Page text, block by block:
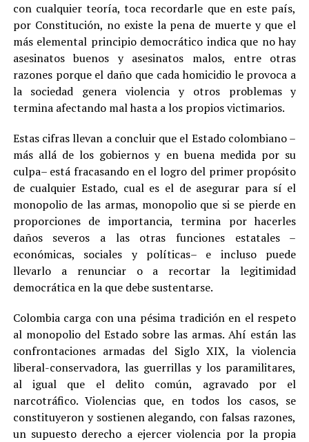
con cualquier teoría, toca recordarle que en este país,
por Constitución, no existe la pena de muerte y que el
más elemental principio democrático indica que no hay
asesinatos buenos y asesinatos malos, entre otras
razones porque el daño que cada homicidio le provoca a
la sociedad genera violencia y otros problemas y
termina afectando mal hasta a los propios victimarios.
Estas cifras llevan a concluir que el Estado colombiano –
más allá de los gobiernos y en buena medida por su
culpa– está fracasando en el logro del primer propósito
de cualquier Estado, cual es el de asegurar para sí el
monopolio de las armas, monopolio que si se pierde en
proporciones de importancia, termina por hacerles
daños severos a las otras funciones estatales –
económicas, sociales y políticas– e incluso puede
llevarlo a renunciar o a recortar la legitimidad
democrática en la que debe sustentarse.
Colombia carga con una pésima tradición en el respeto
al monopolio del Estado sobre las armas. Ahí están las
confrontaciones armadas del Siglo XIX, la violencia
liberal-conservadora, las guerrillas y los paramilitares,
al igual que el delito común, agravado por el
narcotráfico. Violencias que, en todos los casos, se
constituyeron y sostienen alegando, con falsas razones,
un supuesto derecho a ejercer violencia por la propia